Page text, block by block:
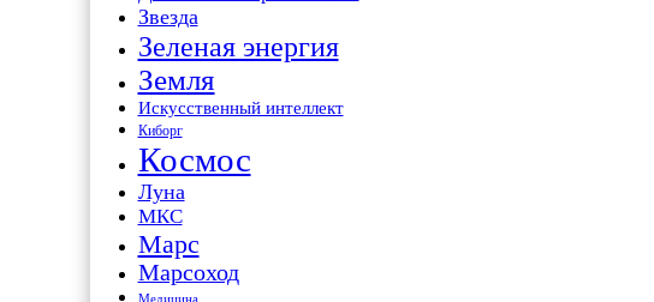
Звезда
Зеленая энергия
Земля
Искусственный интеллект
Киборг
Космос
Луна
МКС
Марс
Марсоход